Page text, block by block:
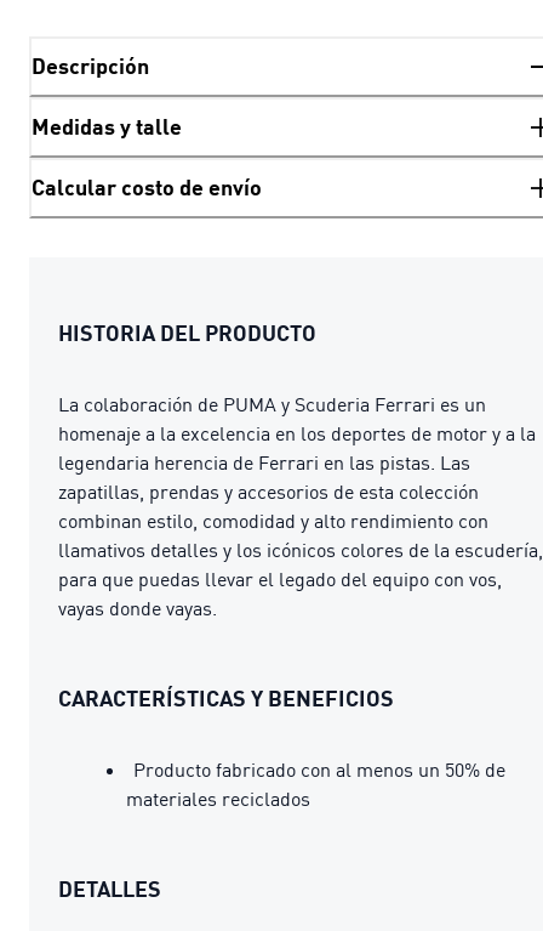
Descripción
Medidas y talle
Calcular costo de envío
HISTORIA DEL PRODUCTO
La colaboración de PUMA y Scuderia Ferrari es un
homenaje a la excelencia en los deportes de motor y a la
legendaria herencia de Ferrari en las pistas. Las
zapatillas, prendas y accesorios de esta colección
combinan estilo, comodidad y alto rendimiento con
llamativos detalles y los icónicos colores de la escudería,
para que puedas llevar el legado del equipo con vos,
vayas donde vayas.
CARACTERÍSTICAS Y BENEFICIOS
Producto fabricado con al menos un 50% de
materiales reciclados
DETALLES